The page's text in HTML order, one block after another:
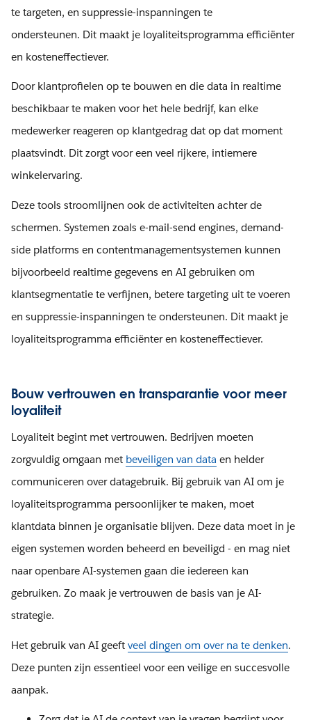
te targeten, en suppressie-inspanningen te
ondersteunen. Dit maakt je loyaliteitsprogramma efficiënter
en kosteneffectiever.
Door klantprofielen op te bouwen en die data in realtime
beschikbaar te maken voor het hele bedrijf, kan elke
medewerker reageren op klantgedrag dat op dat moment
plaatsvindt. Dit zorgt voor een veel rijkere, intiemere
winkelervaring.
Deze tools stroomlijnen ook de activiteiten achter de
schermen. Systemen zoals e-mail-send engines, demand-
side platforms en contentmanagementsystemen kunnen
bijvoorbeeld realtime gegevens en AI gebruiken om
klantsegmentatie te verfijnen, betere targeting uit te voeren
en suppressie-inspanningen te ondersteunen. Dit maakt je
loyaliteitsprogramma efficiënter en kosteneffectiever.
Bouw vertrouwen en transparantie voor meer
loyaliteit
Loyaliteit begint met vertrouwen. Bedrijven moeten
zorgvuldig omgaan met beveiligen van data en helder
communiceren over datagebruik. Bij gebruik van AI om je
loyaliteitsprogramma persoonlijker te maken, moet
klantdata binnen je organisatie blijven. Deze data moet in je
eigen systemen worden beheerd en beveiligd - en mag niet
naar openbare AI-systemen gaan die iedereen kan
gebruiken. Zo maak je vertrouwen de basis van je AI-
strategie.
Het gebruik van AI geeft veel dingen om over na te denken.
Deze punten zijn essentieel voor een veilige en succesvolle
aanpak.